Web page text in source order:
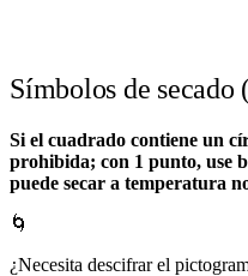
Símbolos de secado
Si el cuadrado contiene un
prohibida; con 1 punto, use
puede secar a temperatura
🌀
¿Necesita descifrar el